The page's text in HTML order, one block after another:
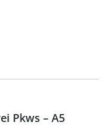
Pkws – A5